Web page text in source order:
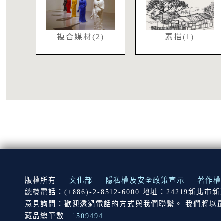
複合媒材(2) 素描(1)
:::
版權所有 文化部 隱私權及安全政策宣示
著作
總機電話：(+886)-2-8512-6000 地址：24219新北市
意見詢問：歡迎透過電話的方式與我們聯繫。 我們將以
藏品總筆數
1509494